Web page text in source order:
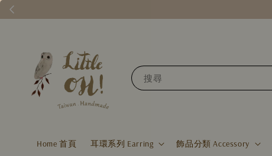
搜尋
Home 首頁 耳環系列 Earring 飾品分類 Accessory